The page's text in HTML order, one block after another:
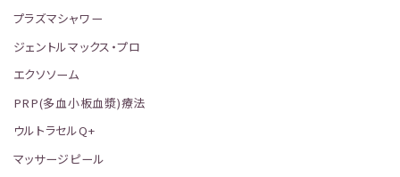
プラズマシャワー
ジェントルマックス・プロ
エクソソーム
PRP(多血小板血漿)療法
ウルトラセルQ+
マッサージピール